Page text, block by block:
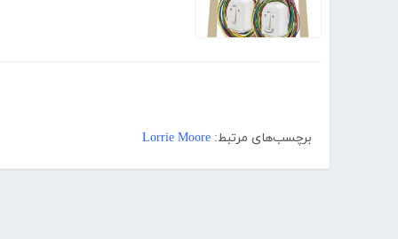
برچسب‌های مرتبط: Lorrie Moore